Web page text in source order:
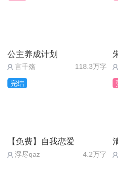
我记得\"功反″我早就收藏了
多完结的时候我才追的 ，
和抓心挠肺 。 像\"炮灰界头
抚慰我受伤的心灵[捂脸
公主养成计划
言千殇 118.3万字
完结
【免费】自我恋爱
浮尽qaz 4.2万字